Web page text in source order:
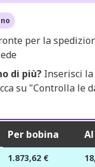
per la
di più? Inserisci
su "Controlla le
Per bobina
1.873,62 €